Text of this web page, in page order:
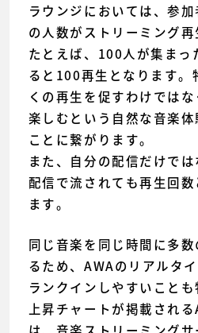
ラウンジにおいては、参加
の人数がストリーミング再
たとえば、100人が集まっ
ると100再生となります。
くの再生を促すわけでは
楽しむという自然な音楽
ことに繋がります。
また、自分の配信だけで
配信で流されても再生回
ます。
同じ音楽を同じ時間に多
るため、AWAのリアルタ
ランクインしやすいこと
上昇チャートが掲載される